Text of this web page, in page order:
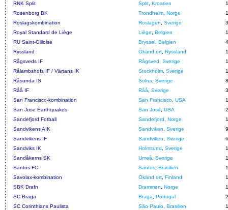
RNK Split
Split Kroatien
1
Rosenborg BK
Trondheim Norge
Roslagskombination
Roslagen Sverige
3
Royal Standard de Liège
Liège Belgien
1
RU Saint-Gilloise
Bryssel Belgien
4
Ryssland
Okänd ort Ryssland
1
Rågsveds IF
Rågsved Sverige
1
Rålambshofs IF / Värtans IK
Stockholm Sverige
1
Råsunda IS
Solna Sverige
8
Råå IF
Råå Sverige
3
San Francisco-kombination
San Francisco USA
1
San Jose Earthquakes
San José USA
2
Sandefjord Fotball
Sandefjord Norge
1
Sandvikens AIK
Sandviken Sverige
9
Sandvikens IF
Sandviken Sverige
Sandviks IK
Holmsund Sverige
1
Sandåkerns SK
Umeå Sverige
1
Santos FC
Santos Brasilien
1
Savolax-kombination
Okänd ort Finland
1
SBK Drafn
Drammen Norge
1
SC Braga
Braga Portugal
2
SC Corinthians Paulista
São Paulo Brasilien 1